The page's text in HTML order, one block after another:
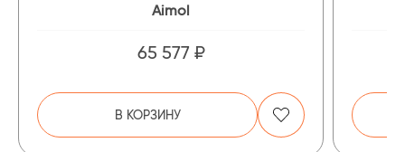
Aimol
65 577 ₽
В КОРЗИНУ